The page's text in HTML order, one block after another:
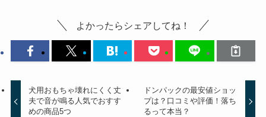
よかったらシェアしてね！
犬用おもちゃ壊れにくく丈
夫で音が鳴る人気でおすす
めの商品5つ
ドンパックの最安値ショッ
プは？口コミや評価！落ち
るって本当？